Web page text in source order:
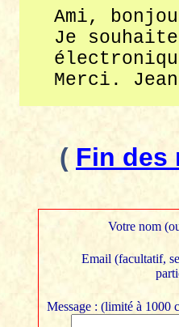
Ami,
Je
Merci. Jean
( Fin
Votre nom
Email (facultatif,
Message : (limité à 1000